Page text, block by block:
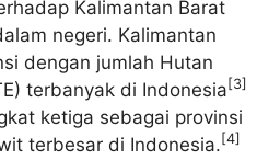
Kalimantan Barat
negeri. Kalimantan
dengan jumlah Hutan
terbanyak di Indonesia [3]
ketiga sebagai provinsi
terbesar di Indonesia. [4]